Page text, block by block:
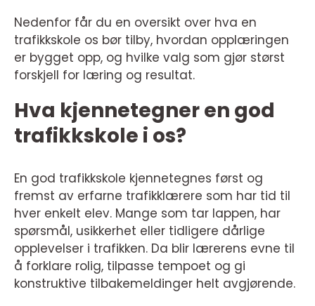
Nedenfor får du en oversikt over hva en
trafikkskole os bør tilby, hvordan opplæringen
er bygget opp, og hvilke valg som gjør størst
forskjell for læring og resultat.
Hva kjennetegner en god
trafikkskole i os?
En god trafikkskole kjennetegnes først og
fremst av erfarne trafikklærere som har tid til
hver enkelt elev. Mange som tar lappen, har
spørsmål, usikkerhet eller tidligere dårlige
opplevelser i trafikken. Da blir lærerens evne til
å forklare rolig, tilpasse tempoet og gi
konstruktive tilbakemeldinger helt avgjørende.